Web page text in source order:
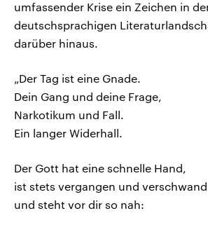
umfassender Krise ein Zeichen in
deutschsprachigen
darüber hinaus.
„Der Tag ist eine Gnade.
Dein Gang und deine Frage,
Narkotikum und Fall.
Ein langer Widerhall.
Der Gott hat eine schnelle Hand,
ist stets vergangen und verschwand
und steht vor dir so nah: